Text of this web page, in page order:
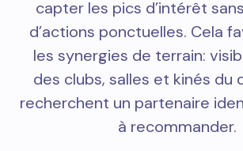
capter les pics d’intérêt
d’actions ponctuelles. Cela
les synergies de terrain:
des clubs, salles et kinés du
recherchent un partenaire
à recommander.